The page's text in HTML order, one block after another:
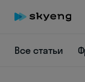
Все статьи